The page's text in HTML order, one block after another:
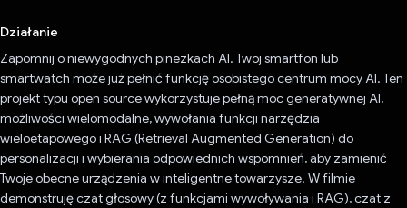
Działanie
Zapomnij o niewygodnych pinezkach AI. Twój smartfon lub
smartwatch może już pełnić funkcję osobistego centrum mocy AI. Ten
projekt typu open source wykorzystuje pełną moc generatywnej AI,
możliwości wielomodalne, wywołania funkcji narzędzia
wieloetapowego i RAG (Retrieval Augmented Generation) do
personalizacji i wybierania odpowiednich wspomnień, aby zamienić
Twoje obecne urządzenia w inteligentne towarzysze. W filmie
demonstruję czat głosowy (z funkcjami wywoływania i RAG), czat z